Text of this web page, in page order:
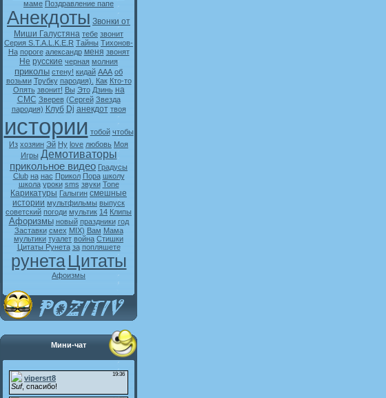
маме Поздравление папе
Анекдоты Звонки от
Миши Галустяна тебе звонит
Серия S.T.A.L.K.E.R Тайны Тихонов-
На пороге александр меня звонят
Не русские черная молния
приколы стену! кидай ААА об
возьми Трубку пародия). Как Кто-то
Опять звонит! Вы Это Дзинь на
СМС Зверев (Сергей Звезда
пародия) Клуб Dj анекдот твоя
истории тобой чтобы
Из хозяин Эй Ну love любовь Моя
Игры Демотиваторы
прикольное видео Градусы
Club на нас Прикол Пора школу
школа уроки sms звуки Tone
Карикатуры Галыгин смешные
истории мультфильмы выпуск
советский погоди мультик 14 Клипы
Афоризмы новый праздники год
Заставки смех MIX) Вам Мама
мультики туалет война Стишки
Цитаты Рунета за попляшете
рунетаЦитаты
Афоизмы
Мини-чат